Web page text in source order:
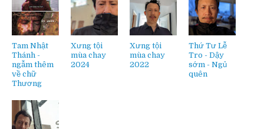
Tam Nhật
Thánh -
ngẫm thêm
về chữ
Thương
Xưng tội
mùa chay
2024
Xưng tội
mùa chay
2022
Thứ Tư Lễ
Tro - Dậy
sớm - Ngủ
quên